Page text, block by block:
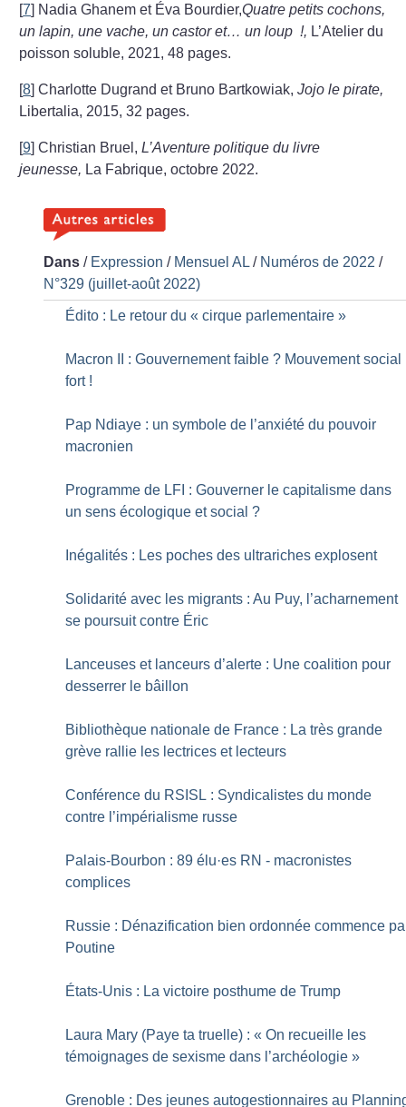
[7] Nadia Ghanem et Éva Bourdier,Quatre petits cochons,
un lapin, une vache, un castor et… un loup !, L’Atelier du
poisson soluble, 2021, 48 pages.
[8]Charlotte Dugrand et Bruno Bartkowiak, Jojo le pirate,
Libertalia, 2015, 32 pages.
[9]Christian Bruel,L’Aventure politique du livre
jeunesse, La Fabrique, octobre 2022.
Dans / Expression / Mensuel AL / Numéros de 2022 /
N°329 (juillet-août 2022)
Édito : Le retour du « cirque parlementaire »
Macron II : Gouvernement faible ? Mouvement social
fort !
Pap Ndiaye : un symbole de l’anxiété du pouvoir
macronien
Programme de LFI : Gouverner le capitalisme dans
un sens écologique et social ?
Inégalités : Les poches des ultrariches explosent
Solidarité avec les migrants : Au Puy, l’acharnement
se poursuit contre Éric
Lanceuses et lanceurs d’alerte : Une coalition pour
desserrer le bâillon
Bibliothèque nationale de France : La très grande
grève rallie les lectrices et lecteurs
Conférence du RSISL : Syndicalistes du monde
contre l’impérialisme russe
Palais-Bourbon : 89 élu·es RN - macronistes
complices
Russie : Dénazification bien ordonnée commence
Poutine
États-Unis : La victoire posthume de Trump
Laura Mary (Paye ta truelle) : « On recueille les
témoignages de sexisme dans l’archéologie »
Grenoble : Des jeunes autogestionnaires au